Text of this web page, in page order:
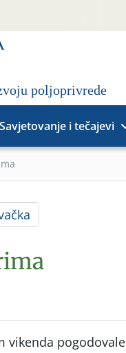
Savjetovanje i tečajevi
vikenda